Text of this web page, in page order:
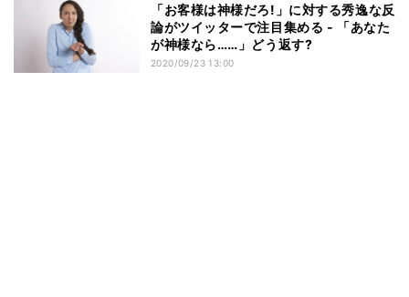
「お客様は神様だろ!」に対する秀逸な反
論がツイッターで注目集める - 「あなた
が神様なら……」どう返す?
2020/09/23 13:00